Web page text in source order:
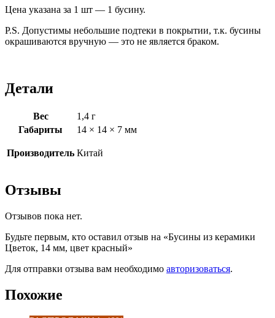
Цена указана за 1 шт — 1 бусину.
P.S. Допустимы небольшие подтеки в покрытии, т.к. бусины
окрашиваются вручную — это не является браком.
Детали
Вес
1,4 г
Габариты
14 × 14 × 7 мм
Производитель Китай
Отзывы
Отзывов пока нет.
Будьте первым, кто оставил отзыв на «Бусины из керамики
Цветок, 14 мм, цвет красный»
Для отправки отзыва вам необходимо авторизоваться.
Похожие